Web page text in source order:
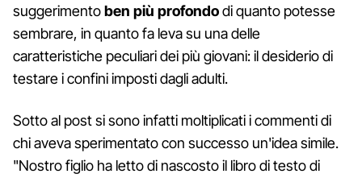
suggerimentoben più profondodi quanto potesse
sembrare, in quanto fa leva su una delle
caratteristiche peculiari dei più giovani: il desiderio di
testare i confini imposti dagli adulti.
Sotto al post si sono infatti moltiplicati i commenti di
chi aveva sperimentato con successo un'idea simile.
"Nostro figlio ha letto di nascosto il libro di testo di